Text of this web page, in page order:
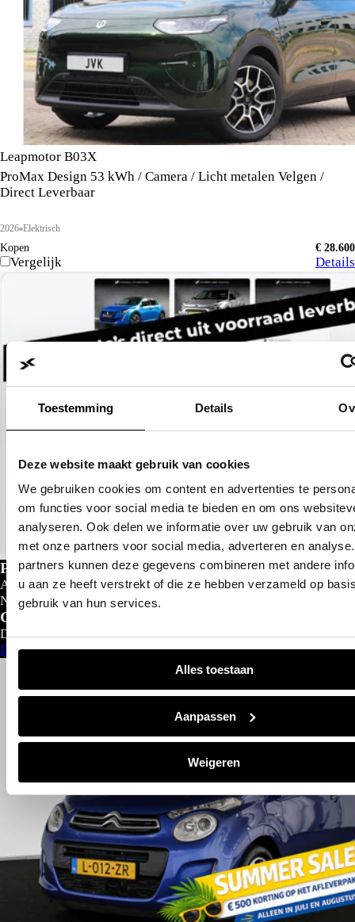
Toestemming Details
Deze website maakt gebruik van cookies
We gebruiken cookies om content en advertenties te
om functies voor social media te bieden en om ons
analyseren. Ook delen we informatie over uw gebruik van
met onze partners voor social media, adverteren en
partners kunnen deze gegevens combineren met andere
u aan ze heeft verstrekt of die ze hebben verzameld op
gebruik van hun services.
Alles toestaan
Aanpassen
Weigeren
Leapmotor B03X
ProMax Design 53 kWh / Camera / Licht metalen Velgen /
Direct Leverbaar
2026 Elektrisch
Kopen € 28.600
Vergelijk Details
Private lease
Al gedacht aan private lease?
Nu al vanaf€299- p/m
Configureer nu
Direct leverbaar
Bekijk aanbod